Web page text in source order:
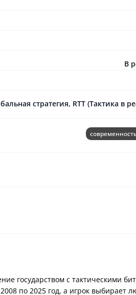
В
стратегия, RTT (Тактика в
государством с тактическими
по 2025 год, а игрок выбирает